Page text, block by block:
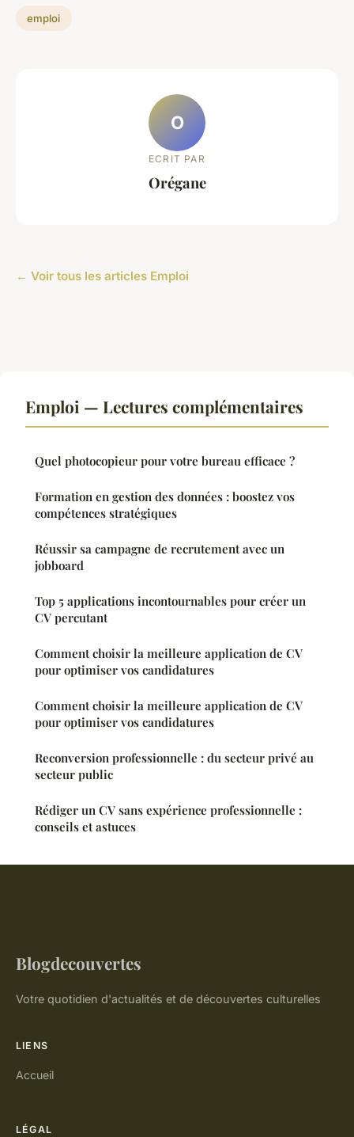
emploi
O
ECRIT PAR
Orégane
← Voir tous les articles Emploi
Emploi — Lectures complémentaires
Quel photocopieur pour votre bureau efficace ?
Formation en gestion des données : boostez vos
compétences stratégiques
Réussir sa campagne de recrutement avec un
jobboard
Top 5 applications incontournables pour créer un
CV percutant
Comment choisir la meilleure application de CV
pour optimiser vos candidatures
Comment choisir la meilleure application de CV
pour optimiser vos candidatures
Reconversion professionnelle : du secteur privé au
secteur public
Rédiger un CV sans expérience professionnelle :
conseils et astuces
Blogdecouvertes
Votre quotidien d'actualités et de découvertes culturelles
LIENS
Accueil
LÉGAL